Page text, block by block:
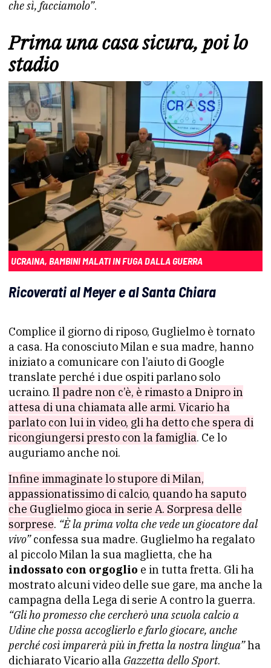
che sì, facciamolo”.
Prima una casa sicura, poi lo
stadio
UCRAINA, BAMBINI MALATI IN FUGA DALLA GUERRA
Ricoverati al Meyer e al Santa Chiara
Complice il giorno di riposo, Guglielmo è tornato
a casa. Ha conosciuto Milan e sua madre, hanno
iniziato a comunicare con l’aiuto di Google
translate perché i due ospiti parlano solo
ucraino. Il padre non c’è, è rimasto a Dnipro in
attesa di una chiamata alle armi. Vicario ha
parlato con lui in video, gli ha detto che spera di
ricongiungersi presto con la famiglia. Ce lo
auguriamo anche noi.
Infine immaginate lo stupore di Milan,
appassionatissimo di calcio, quando ha saputo
che Guglielmo gioca in serie A. Sorpresa delle
sorprese. “È la prima volta che vede un giocatore dal
vivo”confessa sua madre. Guglielmo ha regalato
al piccolo Milan la sua maglietta, che ha
indossato con orgoglio e in tutta fretta. Gli ha
mostrato alcuni video delle sue gare, ma anche la
campagna della Lega di serie A contro la guerra.
“Gli ho promesso che cercherò una scuola calcio a
Udine che possa accoglierlo e farlo giocare, anche
perché così imparerà più in fretta la nostra lingua”ha
dichiarato Vicario alla Gazzetta dello Sport.